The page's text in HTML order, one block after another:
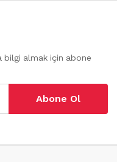
bilgi almak için abone
Abone Ol